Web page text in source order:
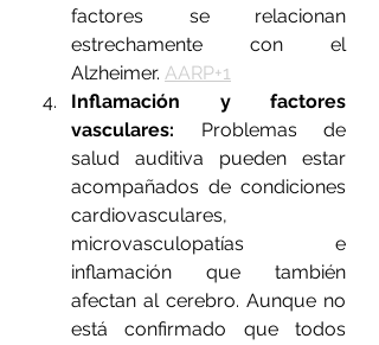
factores se relacionan
estrechamente con el
Alzheimer. AARP+1
Inflamación y factores
vasculares: Problemas de
salud auditiva pueden estar
acompañados de condiciones
cardiovasculares,
microvasculopatías e
inflamación que también
afectan al cerebro. Aunque no
está confirmado que todos